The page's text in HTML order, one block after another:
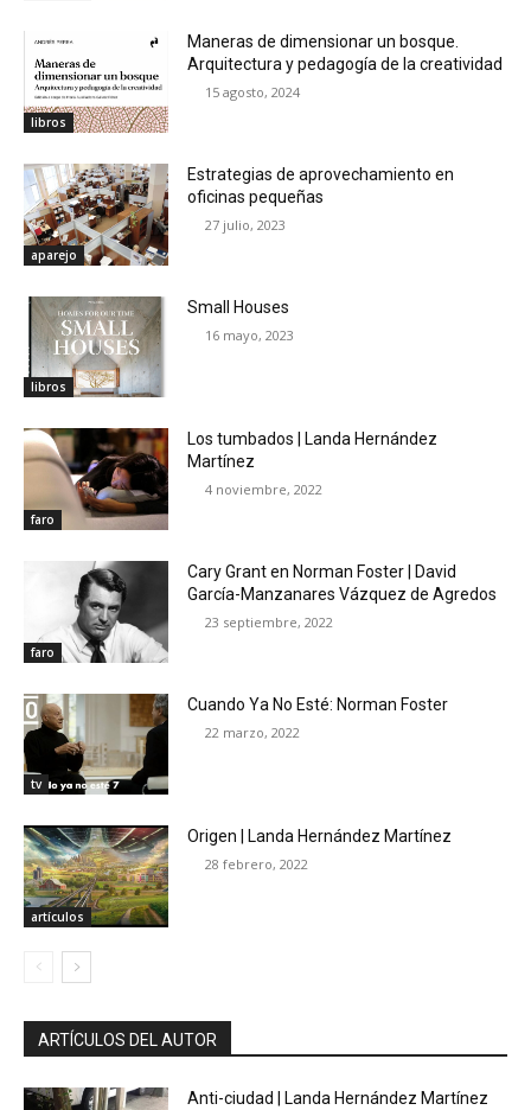
libros
Maneras de dimensionar un bosque.
Arquitectura y pedagogía de la creatividad
15 agosto, 2024
aparejo
Estrategias de aprovechamiento en
oficinas pequeñas
27 julio, 2023
libros
Small Houses
16 mayo, 2023
faro
Los tumbados | Landa Hernández
Martínez
4 noviembre, 2022
faro
Cary Grant en Norman Foster | David
García-Manzanares Vázquez de Agredos
23 septiembre, 2022
tv
Cuando Ya No Esté: Norman Foster
22 marzo, 2022
artículos
Origen | Landa Hernández Martínez
28 febrero, 2022
ARTÍCULOS DEL AUTOR
Anti-ciudad | Landa Hernández Martínez